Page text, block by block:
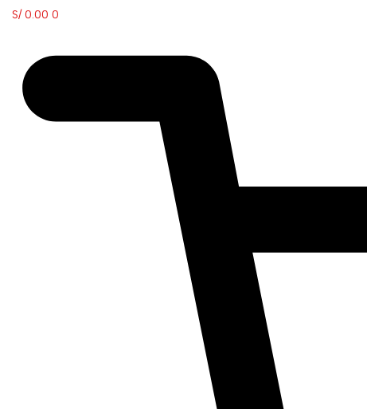
S/0.00 0